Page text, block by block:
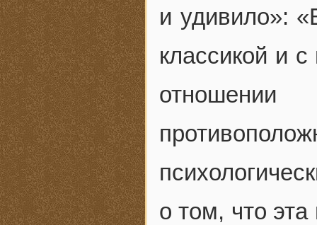
и удивило»:
классикой и
о том, что